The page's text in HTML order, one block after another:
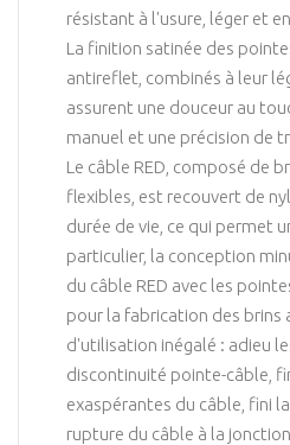
résistant à l'usure, léger et
La finition satinée des
antireflet, combinés à leur
assurent une douceur au
manuel et une précision de
Le câble RED, composé de
flexibles, est recouvert de
durée de vie, ce qui permet
particulier, la conception
du câble RED avec les
pour la fabrication des brins
d'utilisation inégalé : adieu
discontinuité pointe-câble,
exaspérantes du câble, fini
rupture du câble à la